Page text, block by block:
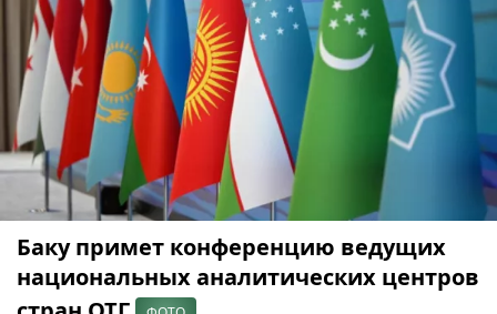
Баку примет конференцию ведущих
национальных аналитических центров